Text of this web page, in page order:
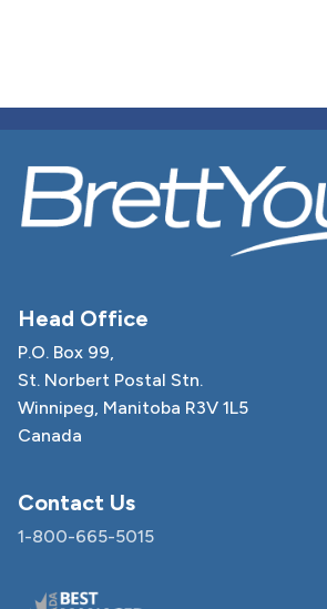
Head Office
P.O. Box 99,
St. Norbert Postal Stn.
Winnipeg, Manitoba R3V 1L5
Canada
Contact Us
1-800-665-5015